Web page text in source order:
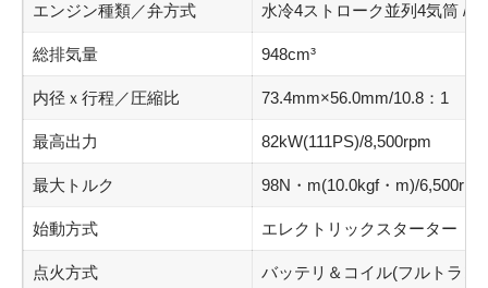
エンジン種類／弁方式 水冷4ストローク並列4気筒 /
総排気量 948cm³
内径ｘ行程／圧縮比 73.4mm×56.0mm/10.8：1
最高出力 82kW(111PS)/8,500rpm
最大トルク 98N・m(10.0kgf・m)/6,500rpm
始動方式 エレクトリックスターター
点火方式 バッテリ＆コイル(フルトラン